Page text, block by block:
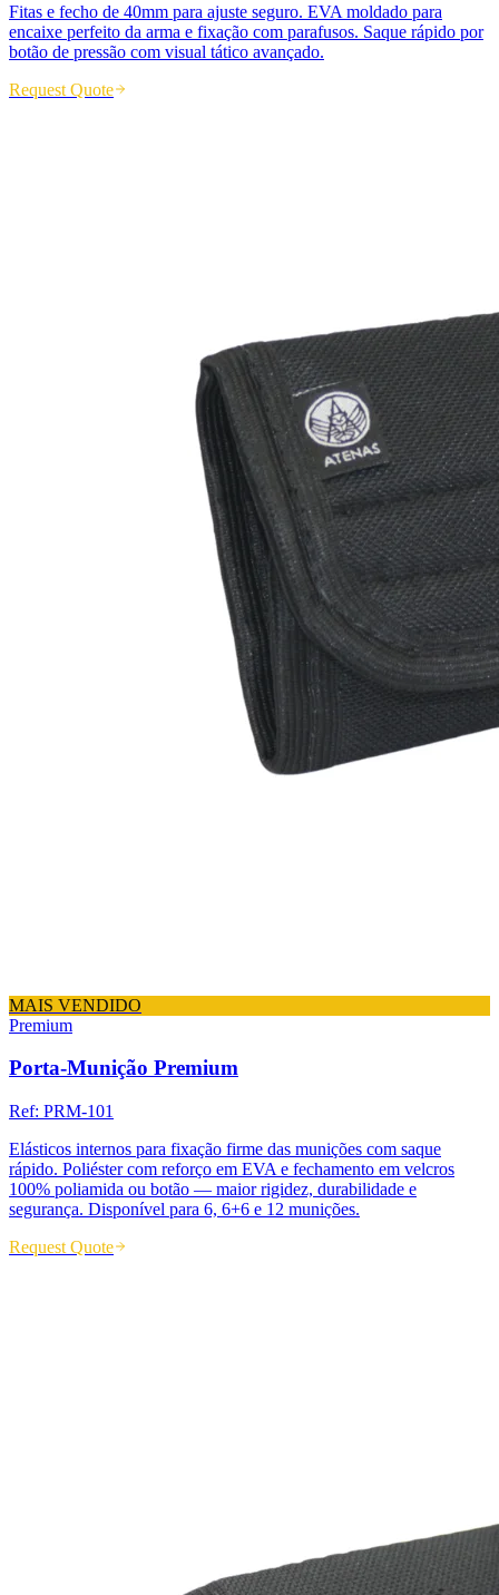
Fitas e fecho de 40mm para ajuste seguro. EVA moldado para
encaixe perfeito da arma e fixação com parafusos. Saque rápido por
botão de pressão com visual tático avançado.
Request Quote
MAIS VENDIDO
Premium
Porta-Munição Premium
Ref: PRM-101
Elásticos internos para fixação firme das munições com saque
rápido. Poliéster com reforço em EVA e fechamento em velcros
100% poliamida ou botão — maior rigidez, durabilidade e
segurança. Disponível para 6, 6+6 e 12 munições.
Request Quote